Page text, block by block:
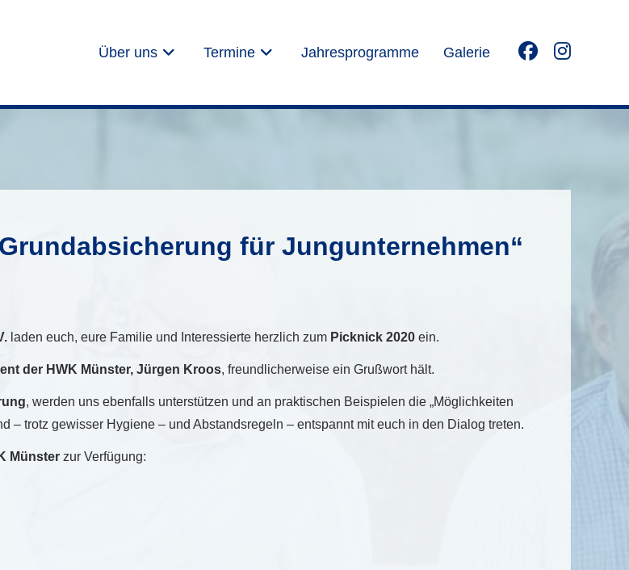
Über uns Termine Jahresprogramme Galerie
für Jungunternehmen“
laden euch, eure Familie und Interessierte herzlich zum Picknick 2020 ein.
der HWK Münster, Jürgen Kroos, freundlicherweise ein Grußwort hält.
, werden uns ebenfalls unterstützen und an praktischen Beispielen die „Möglichkeiten
– trotz gewisser Hygiene – und Abstandsregeln – entspannt mit euch in den Dialog treten.
Münster zur Verfügung: